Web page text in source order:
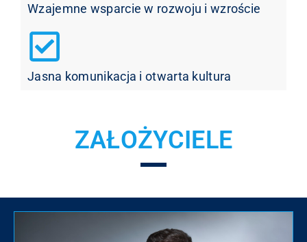
Wzajemne wsparcie w rozwoju i wzroście
Jasna komunikacja i otwarta kultura
ZAŁOŻYCIELE